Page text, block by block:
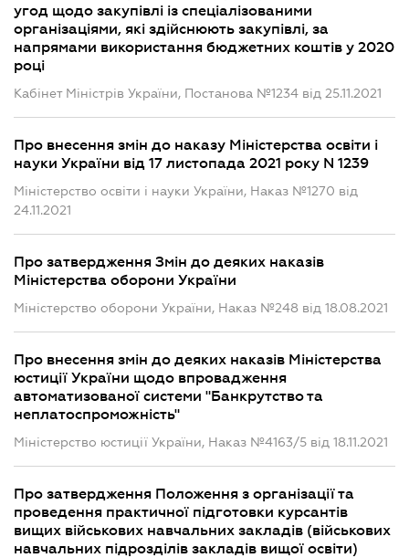
угод щодо закупівлі із спеціалізованими
організаціями, які здійснюють закупівлі, за
напрямами використання бюджетних коштів у 2020
році
Кабінет Міністрів України, Постанова №1234 від 25.11.2021
Про внесення змін до наказу Міністерства освіти і
науки України від 17 листопада 2021 року N 1239
Міністерство освіти і науки України, Наказ №1270 від
24.11.2021
Про затвердження Змін до деяких наказів
Міністерства оборони України
Міністерство оборони України, Наказ №248 від 18.08.2021
Про внесення змін до деяких наказів Міністерства
юстиції України щодо впровадження
автоматизованої системи "Банкрутство та
неплатоспроможність"
Міністерство юстиції України, Наказ №4163/5 від 18.11.2021
Про затвердження Положення з організації та
проведення практичної підготовки курсантів
вищих військових навчальних закладів (військових
навчальних підрозділів закладів вищої освіти)